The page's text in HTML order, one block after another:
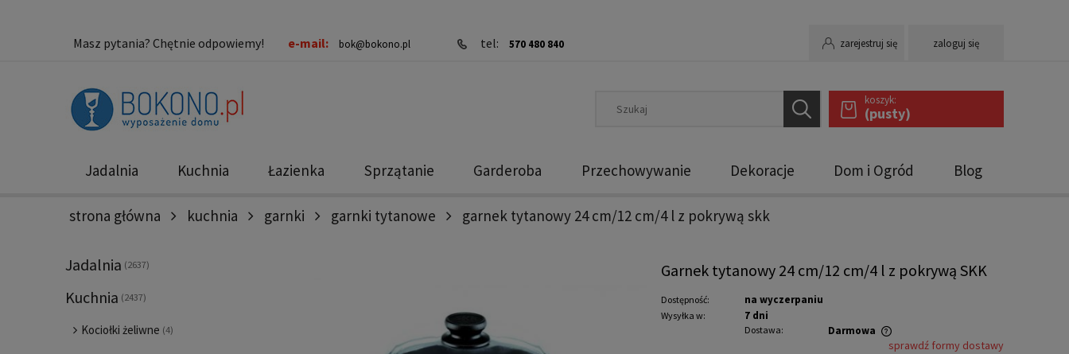
zarejestruj się zaloguj się
Masz pytania? Chętnie odpowiemy! e-mail: bok@bokono.pl tel: 570 480 840
koszyk:
(pusty)
Jadalnia Kuchnia Łazienka Sprzątanie Garderoba Przechowywanie Dekoracje Dom i Ogród Blog
Nowości Promocje
strona główna kuchnia garnki garnki tytanowe garnek tytanowy 24 cm/12 cm/4 l z pokrywą skk
Jadalnia (2637)
Kuchnia (2437)
Kociołki żeliwne (4)
Garnek tytanowy 24 cm/12 cm/4 l z pokrywą SKK
Dostępność: na wyczerpaniu
Wysyłka w: 7 dni
Dostawa: Darmowa
sprawdź formy dostawy